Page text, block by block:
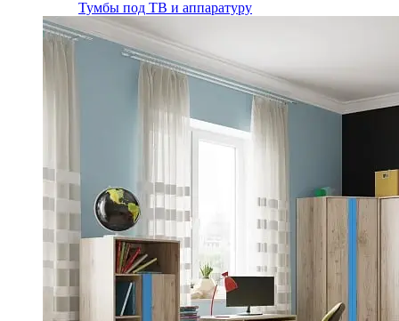
Тумбы под ТВ и аппаратуру